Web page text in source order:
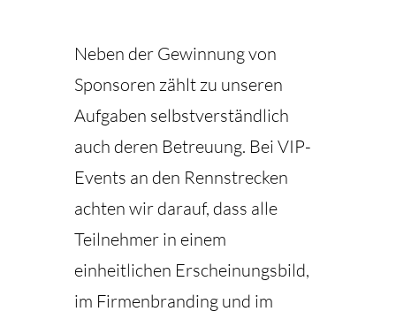
Neben der Gewinnung von
Sponsoren zählt zu unseren
Aufgaben selbstverständlich
auch deren Betreuung. Bei VIP-
Events an den Rennstrecken
achten wir darauf, dass alle
Teilnehmer in einem
einheitlichen Erscheinungsbild,
im Firmenbranding und im